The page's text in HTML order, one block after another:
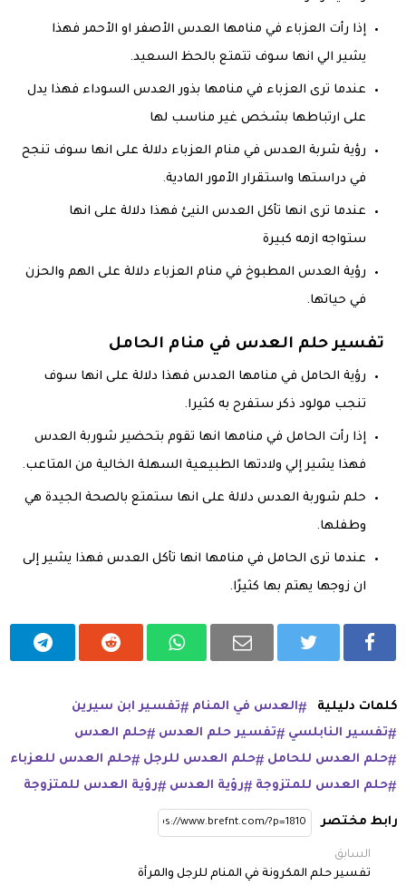
إذا رأت العزباء في منامها العدس الأصفر او الأحمر فهذا
يشير الي انها سوف تتمتع بالحظ السعيد.
عندما ترى العزباء في منامها بذور العدس السوداء فهذا يدل
على ارتباطها بشخص غير مناسب لها
رؤية شربة العدس في منام العزباء دلالة على انها سوف تنجح
في دراستها واستقرار الأمور المادية.
عندما ترى انها تأكل العدس النيئ فهذا دلالة على انها
ستواجه ازمه كبيرة
رؤية العدس المطبوخ في منام العزباء دلالة على الهم والحزن
في حياتها.
تفسير حلم العدس في منام الحامل
رؤية الحامل في منامها العدس فهذا دلالة على انها سوف
تنجب مولود ذكر ستفرح به كثيرا.
إذا رأت الحامل في منامها انها تقوم بتحضير شوربة العدس
فهذا يشير إلي ولادتها الطبيعية السهلة الخالية من المتاعب.
حلم شوربة العدس دلالة على انها ستمتع بالصحة الجيدة هي
وطفلها.
عندما ترى الحامل في منامها انها تأكل العدس فهذا يشير إلى
ان زوجها يهتم بها كثيرًا.
كلمات دليلية العدس في المنام
تفسير ابن سيرين
تفسير النابلسي
تفسير حلم العدس
حلم العدس
حلم العدس للحامل
حلم العدس للرجل
حلم العدس للعزباء
حلم العدس للمتزوجة
رؤية العدس رؤية العدس للمتزوجة
رابط مختصر
السابق
تفسير حلم المكرونة في المنام للرجل والمرأة